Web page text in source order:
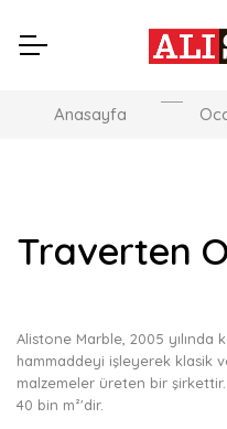
Anasayfa
Traverten
Alistone Marble, 2005
hammaddeyi işleyerek klasik
malzemeler üreten bir şirkettir.
40 bin m²'dir.